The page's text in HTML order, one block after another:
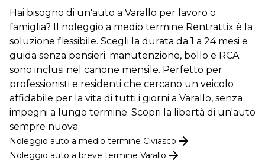
Hai bisogno di un'auto a Varallo per lavoro o
famiglia? Il noleggio a medio termine Rentrattix è la
soluzione flessibile. Scegli la durata da 1 a 24 mesi e
guida senza pensieri: manutenzione, bollo e RCA
sono inclusi nel canone mensile. Perfetto per
professionisti e residenti che cercano un veicolo
affidabile per la vita di tutti i giorni a Varallo, senza
impegni a lungo termine. Scopri la libertà di un'auto
sempre nuova.
Noleggio auto a medio termine Civiasco
Noleggio auto a breve termine Varallo